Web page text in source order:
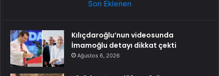
Son Eklenen
Kılıçdaroğlu’nun videosunda
İmamoğlu detayı dikkat çekti
Ağustos 6, 2026